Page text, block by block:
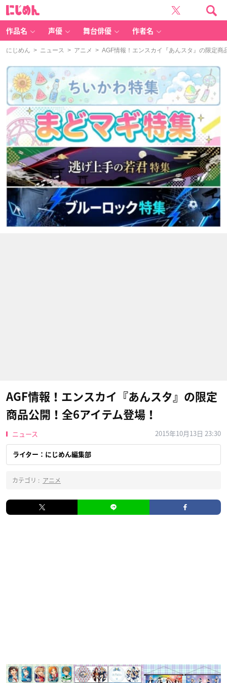
作品名 声優 舞台俳優 作者名
にじめん > ニュース > アニメ > AGF情報！エンスカイ『あんスタ』の限定商
AGF情報！エンスカイ『あんスタ』の限定
商品公開！全6アイテム登場！
ニュース 2015年10月13日 23:30
ライター：にじめん編集部
カテゴリ : アニメ